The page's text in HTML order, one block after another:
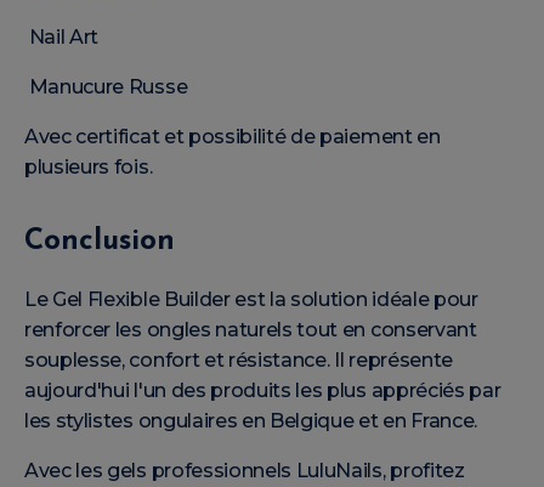
Nail Art
Manucure Russe
Avec certificat et possibilité de paiement en
plusieurs fois.
Conclusion
Le Gel Flexible Builder est la solution idéale pour
renforcer les ongles naturels tout en conservant
souplesse, confort et résistance. Il représente
aujourd'hui l'un des produits les plus appréciés par
les stylistes ongulaires en Belgique et en France.
Avec les gels professionnels LuluNails, profitez